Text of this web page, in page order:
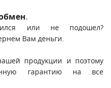
.
или не подошел?
Вам деньги.
продукции и поэтому
гарантию на все